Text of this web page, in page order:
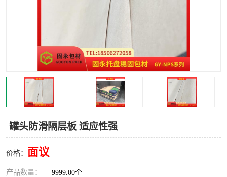
罐头防滑隔层板 适应性强
价格： 面议
产品数量： 9999.00个
托盘裹包网兜